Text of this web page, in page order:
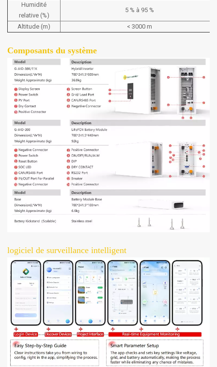
Humidité
relative (%)
5 % à 95 %
Altitude (m) < 3000 m
Composants du système
logiciel de surveillance intelligent